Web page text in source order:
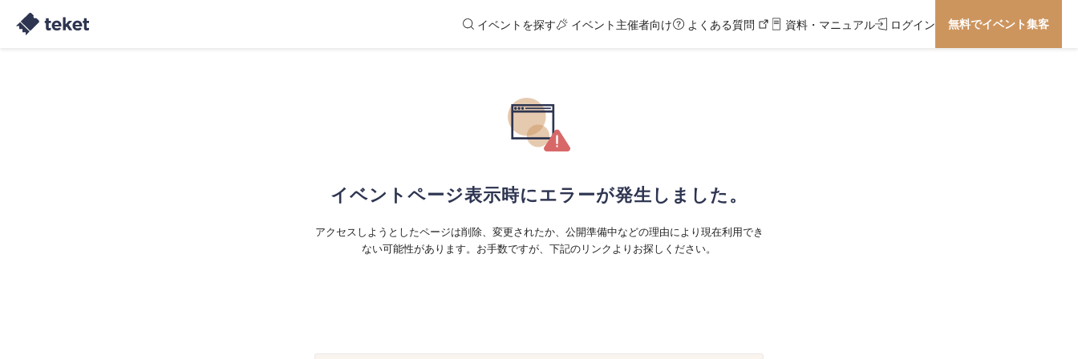
イベントを探す イベント主催者向け よくある質問 資料・マニュアル ログイン 無料でイベント集客
イベントページ表示時にエラーが発生しました。
アクセスしようとしたページは削除、変更されたか、公開準備中などの理由により現在利用でき
ない可能性があります。お手数ですが、下記のリンクよりお探しください。